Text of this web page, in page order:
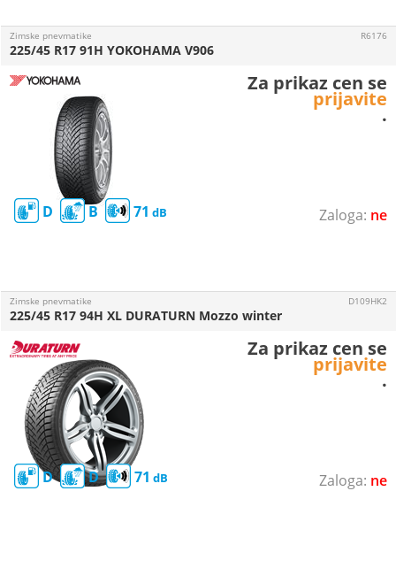
ne
Zimske pnevmatike
D B 71
225/45 R17 91H YOKOHAMA V906
R6176
Za prikaz cen se
prijavite
.
ne
Zimske pnevmatike
D D 71
225/45 R17 94H XL DURATURN Mozzo winter
D109HK2
Za prikaz cen se
prijavite
.